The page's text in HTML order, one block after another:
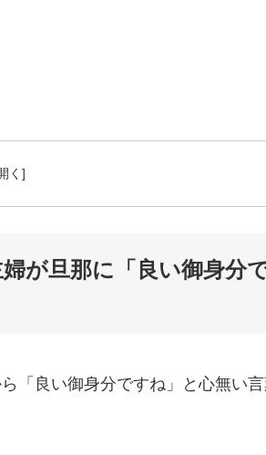
が旦那に「良い御身分
「良い御身分ですね」と心無い